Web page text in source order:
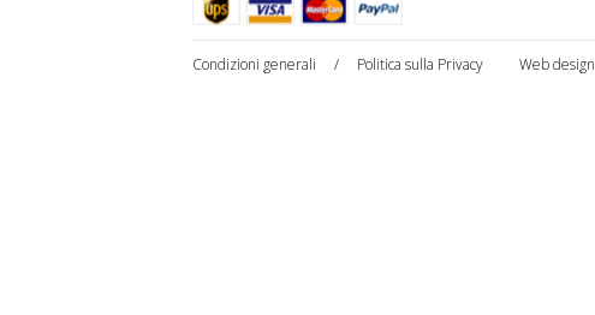
Condizioni generali / Politica sulla Privacy Web design